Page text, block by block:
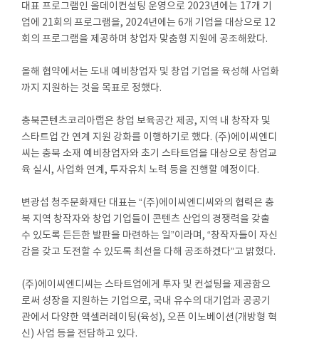
대표 프로그램인 올데이컨설팅 운영으로 2023년에는 17개 기
업에 21회의 프로그램을, 2024년에는 6개 기업을 대상으로 12
회의 프로그램을 제공하며 창업자 맞춤형 지원에 공조해왔다.
올해 협약에서는 도내 예비창업자 및 창업 기업을 육성해 사업화
까지 지원하는 것을 목표로 정했다.
충북콘텐츠코리아랩은 창업 보육공간 제공, 지역 내 창작자 및
스타트업 간 연계 지원 강화를 이행하기로 했다. (주)에이씨엔디
씨는 충북 소재 예비창업자와 초기 스타트업을 대상으로 창업교
육 실시, 사업화 연계, 투자유치 노력 등을 진행할 예정이다.
변광섭 청주문화재단 대표는 “(주)에이씨엔디씨와의 협력은 충
북 지역 창작자와 창업 기업들이 콘텐츠 산업의 경쟁력을 갖출
수 있도록 든든한 발판을 마련하는 일”이라며, “창작자들이 자신
감을 갖고 도전할 수 있도록 최선을 다해 공조하겠다”고 밝혔다.
(주)에이씨엔디씨는 스타트업에게 투자 및 컨설팅을 제공함으
로써 성장을 지원하는 기업으로, 국내 유수의 대기업과 공공기
관에서 다양한 액셀러레이팅(육성), 오픈 이노베이션(개방형 혁
신) 사업 등을 전담하고 있다.